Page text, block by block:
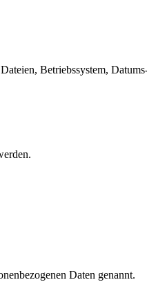
Betriebssystem,
Daten genannt.